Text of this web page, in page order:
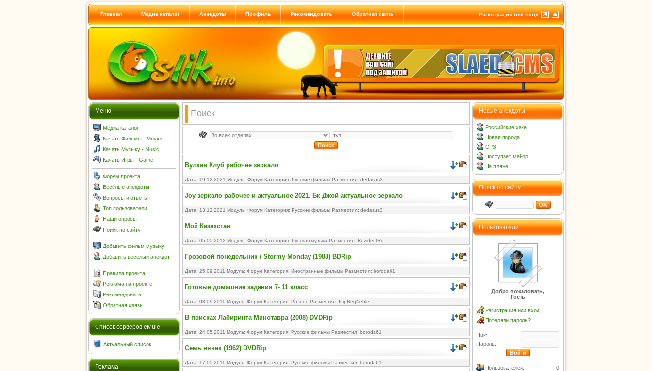
Регистрация или вход
Главная Медиа каталог Анекдоты Профиль Рекомендовать Обратная связь
Меню
Медиа каталог
Качать Фильмы - Movies
Качать Музыку - Music
Качать Игры - Game
Форум проекта
Весёлые анекдоты
Вопросы и ответы
Топ пользователи
Наши опросы
Поиск по сайту
Добавить фильм музыку
Добавить весёлый анекдот
Правила проекта
Реклама на проекте
Рекомендовать
Обратная связь
Cписок серверов eMule
Актуальный список
Реклама
Поиск
Вулкан Клуб рабочее зеркало
Дата: 19.12.2021 Модуль: Форум Категория: Русские фильмы Разместил: dedasus3
Joy зеркало рабочее и актуальное 2021. Бк Джой актуальное зеркало
Дата: 13.12.2021 Модуль: Форум Категория: Русские фильмы Разместил: dedasus3
Мой Казахстан
Дата: 05.05.2012 Модуль: Форум Категория: Русская музыка Разместил: RezidentRu
Грозовой понедельник / Stormy Monday (1988) BDRip
Дата: 25.09.2011 Модуль: Форум Категория: Иностранные фильмы Разместил: boroda61
Готовые домашние задания 7- 11 класс
Дата: 08.09.2011 Модуль: Форум Категория: Разное Разместил: ImpRegNeble
В поисках Лабиринта Минотавра (2008) DVDRip
Дата: 24.05.2011 Модуль: Форум Категория: Русские фильмы Разместил: boroda61
Семь нянек (1962) DVDRip
Дата: 17.05.2011 Модуль: Форум Категория: Русские фильмы Разместил: boroda61
Новые анекдоты
Российские хаке…
Новая порода…
ОРЗ
Поступает майор…
На пляже
Поиск по сайту
Пользователи
Добро пожаловать,
Гость
Регистрация или вход
Потеряли пароль?
Ник:
Пароль:
Пользователей:
0